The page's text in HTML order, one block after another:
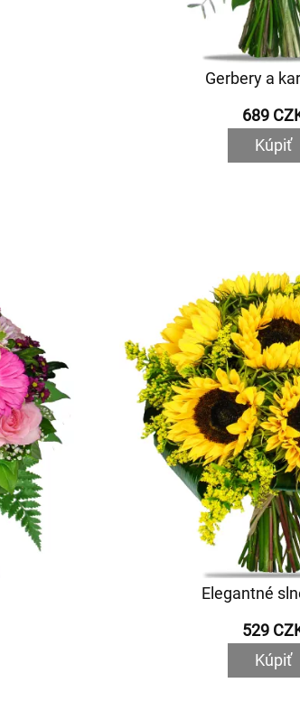
Gerbery a
689
Kúpiť
Elegantné
529
Kúpiť